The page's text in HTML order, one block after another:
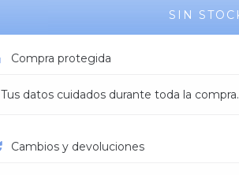
Compra protegida
Tus datos cuidados durante toda la compra.
Cambios y devoluciones